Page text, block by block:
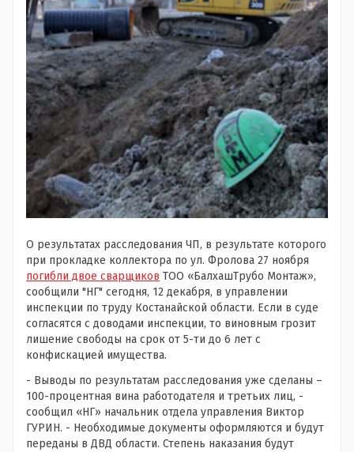
О результатах расследования ЧП, в результате которого
при прокладке коллектора по ул. Фролова 27 ноября
погибли двое сварщиков ТОО «БалхашТрубо Монтаж»,
сообщили "НГ" сегодня, 12 декабря, в управлении
инспекции по труду Костанайской области. Если в суде
согласятся с доводами инспекции, то виновным грозит
лишение свободы на срок от 5-ти до 6 лет с
конфискацией имущества.
- Выводы по результатам расследования уже сделаны –
100-процентная вина работодателя и третьих лиц, -
сообщил «НГ» начальник отдела управления Виктор
ГУРИН. - Необходимые документы оформляются и будут
переданы в ДВД области. Степень наказания будут